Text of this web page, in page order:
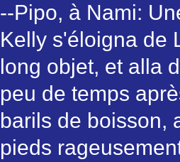
--Pipo, à Nami:
Kelly s'éloigna de
long objet, et alla
peu de temps
barils de boisson,
pieds